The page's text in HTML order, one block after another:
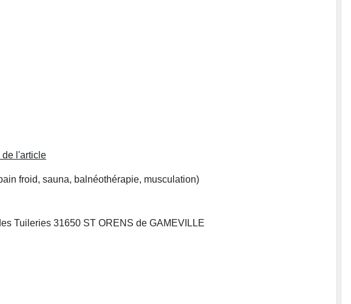
l'article
froid, sauna, balnéothérapie, musculation)
Tuileries 31650 ST ORENS de GAMEVILLE